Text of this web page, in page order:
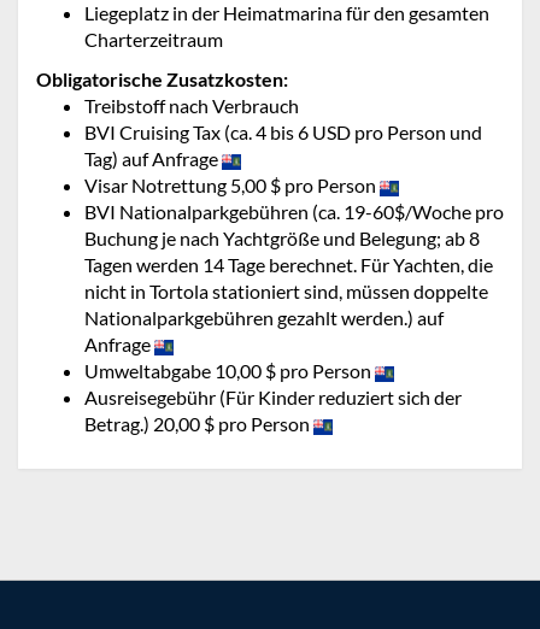
Liegeplatz in der Heimatmarina für den gesamten
Charterzeitraum
Obligatorische Zusatzkosten:
Treibstoff nach Verbrauch
BVI Cruising Tax (ca. 4 bis 6 USD pro Person und
Tag) auf Anfrage
Visar Notrettung 5,00 $ pro Person
BVI Nationalparkgebühren (ca. 19-60$/Woche pro
Buchung je nach Yachtgröße und Belegung; ab 8
Tagen werden 14 Tage berechnet. Für Yachten, die
nicht in Tortola stationiert sind, müssen doppelte
Nationalparkgebühren gezahlt werden.) auf
Anfrage
Umweltabgabe 10,00 $ pro Person
Ausreisegebühr (Für Kinder reduziert sich der
Betrag.) 20,00 $ pro Person